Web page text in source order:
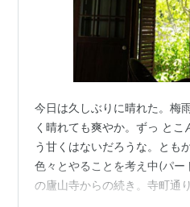
今日は久しぶりに晴れた。梅
く晴れても爽やか。ずっ と
う甘くはないだろうな。とも
色々とやることを考え中(パー
の廬山寺からの続き。寺町通